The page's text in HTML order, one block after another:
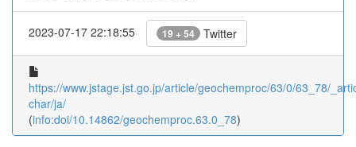
2023-07-17 22:18:55 19 + 54 Twitter
https://www.jstage.jst.go.jp/article/geochemproc/63/0/63_78/
char/ja/
(info:doi/10.14862/geochemproc.63.0_78)